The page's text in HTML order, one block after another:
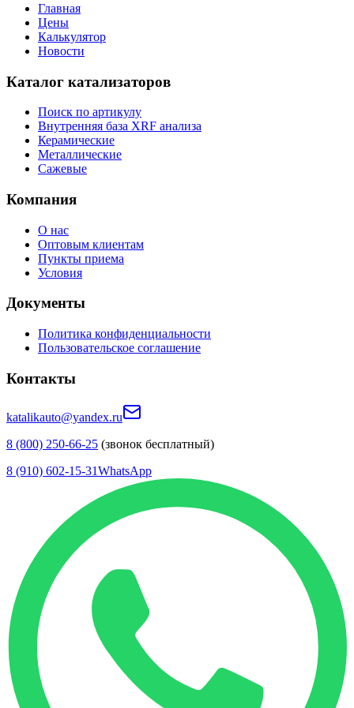
Главная
Цены
Калькулятор
Новости
Каталог катализаторов
Поиск по артикулу
Внутренняя база XRF анализа
Керамические
Металлические
Сажевые
Компания
О нас
Оптовым клиентам
Пункты приема
Условия
Документы
Политика конфиденциальности
Пользовательское соглашение
Контакты
katalikauto@yandex.ru
8 (800) 250-66-25 (звонок бесплатный)
8 (910) 602-15-31WhatsApp